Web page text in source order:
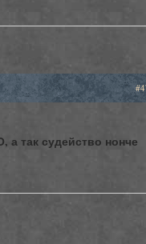
так судейство нонче